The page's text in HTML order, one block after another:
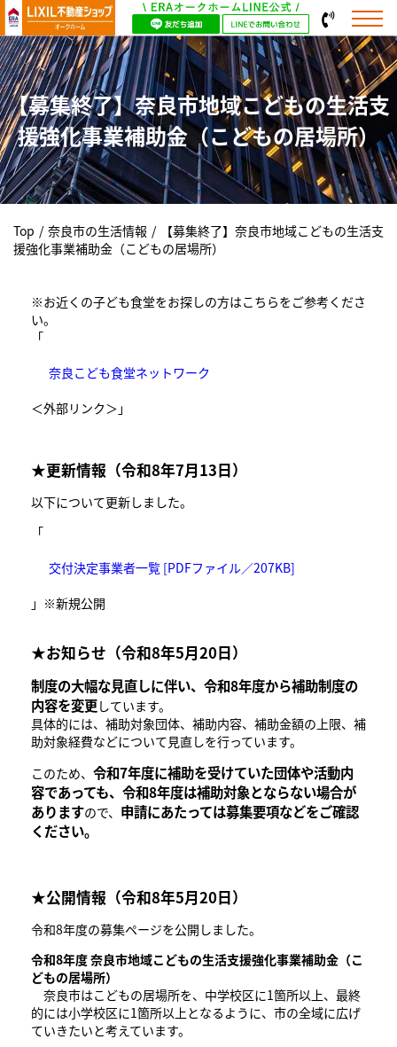
【募集終了】奈良市地域こどもの生活支
援強化事業補助金（こどもの居場所）
Top / 奈良市の生活情報 /
【募集終了】奈良市地域こどもの生活支
援強化事業補助金（こどもの居場所）
※お近くの子ども食堂をお探しの方はこちらをご参考くださ
い。
「
奈良こども食堂ネットワーク
＜外部リンク＞ 」
★更新情報（令和8年7月13日）
以下について更新しました。
「
交付決定事業者一覧 [PDFファイル／207KB]
」※新規公開
★お知らせ（令和8年5月20日）
制度の大幅な見直しに伴い、令和8年度から補助制度の
内容を変更しています。
具体的には、補助対象団体、補助内容、補助金額の上限、補
助対象経費などについて見直しを行っています。
このため、 令和7年度に補助を受けていた団体や活動内
容であっても、令和8年度は補助対象とならない場合が
ありますので、 申請にあたっては募集要項などをご確認
ください。
★公開情報（令和8年5月20日）
令和8年度の募集ページを公開しました。
令和8年度 奈良市地域こどもの生活支援強化事業補助金（こ
どもの居場所）
奈良市はこどもの居場所を、中学校区に1箇所以上、最終
的には小学校区に1箇所以上となるように、市の全域に広げ
ていきたいと考えています。